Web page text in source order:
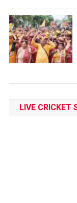
LIVE CRICKET